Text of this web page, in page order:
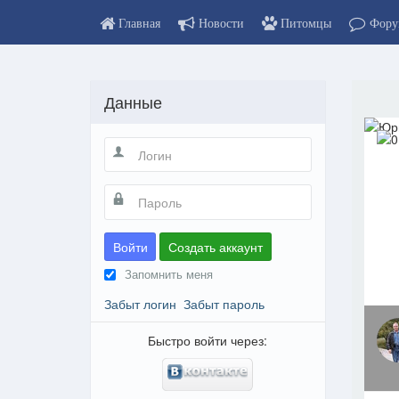
Главная Новости Питомцы
Данные
Войти Создать аккаунт
Запомнить меня
Забыт логин Забыт пароль
Быстро войти через: